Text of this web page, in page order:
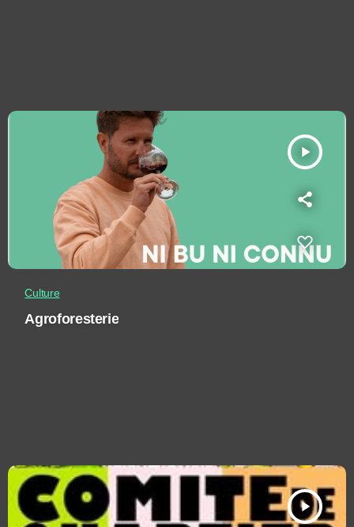
play_arrow
Culture
Agroforesterie
play_arrow